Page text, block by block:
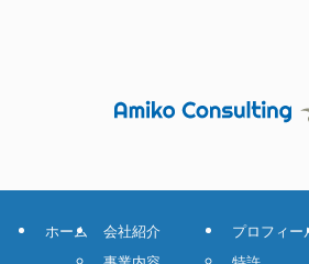
ホーム
会社紹介
プロフィー